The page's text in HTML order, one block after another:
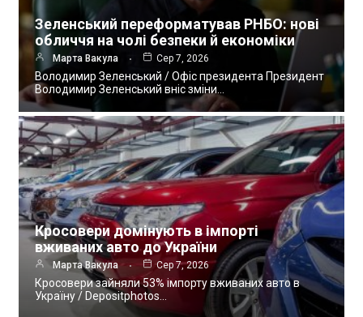
Зеленський переформатував РНБО: нові
обличчя на чолі безпеки й економіки
Марта Вакула Сер 7, 2026
Володимир Зеленський / Офіс президента Президент
Володимир Зеленський вніс зміни…
Кросовери домінують в імпорті
вживаних авто до України
Марта Вакула Сер 7, 2026
Кросовери зайняли 53% імпорту вживаних авто в
Україну / Depositphotos…